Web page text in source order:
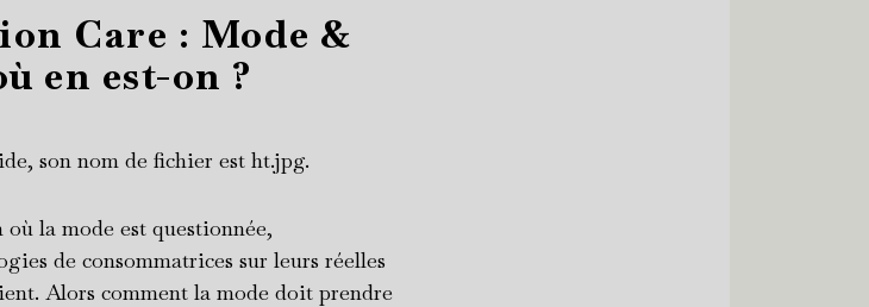
Care : Mode &
en est-on ?
la mode est questionnée,
de consommatrices sur leurs réelles
Alors comment la mode doit prendre